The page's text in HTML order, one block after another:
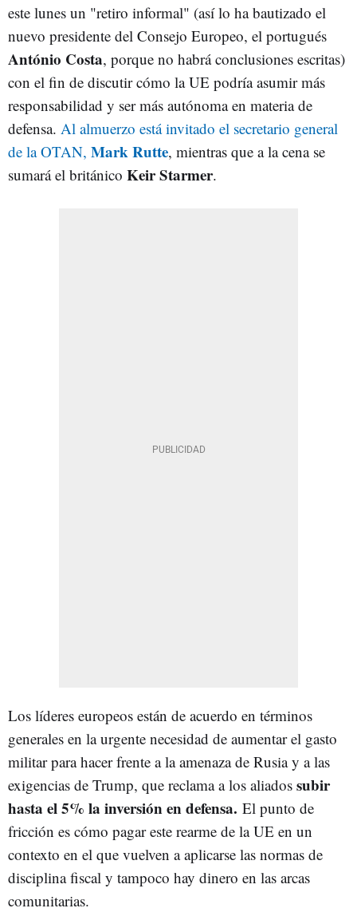
este lunes un "retiro informal" (así lo ha bautizado el
nuevo presidente del Consejo Europeo, el portugués
António Costa, porque no habrá conclusiones escritas)
con el fin de discutir cómo la UE podría asumir más
responsabilidad y ser más autónoma en materia de
defensa. Al almuerzo está invitado el secretario general
de la OTAN, Mark Rutte, mientras que a la cena se
sumará el británico Keir Starmer.
Los líderes europeos están de acuerdo en términos
generales en la urgente necesidad de aumentar el gasto
militar para hacer frente a la amenaza de Rusia y a las
exigencias de Trump, que reclama a los aliados subir
hasta el 5% la inversión en defensa. El punto de
fricción es cómo pagar este rearme de la UE en un
contexto en el que vuelven a aplicarse las normas de
disciplina fiscal y tampoco hay dinero en las arcas
comunitarias.